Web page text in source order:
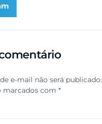
e-mail não será publicado.
marcados com*